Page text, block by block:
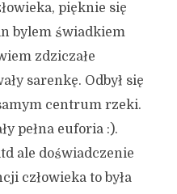
pięknie się
bylem świadkiem
zdziczałe
sarenkę. Odbył się
centrum rzeki.
pełna euforia :).
ale doświadczenie
człowieka to była